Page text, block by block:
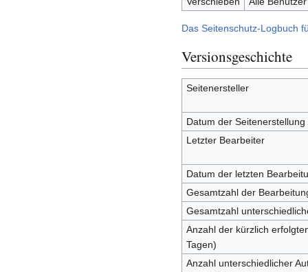
Das Seitenschutz-Logbuch
Versionsgeschichte
Seitenersteller
Datum der Seitenerstellung
Letzter Bearbeiter
Datum der letzten
Gesamtzahl der
Gesamtzahl
Anzahl der kürzlich
Tagen)
Anzahl unterschiedlicher